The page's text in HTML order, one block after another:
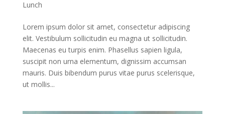
Lunch
Lorem ipsum dolor sit amet, consectetur adipiscing
elit. Vestibulum sollicitudin eu magna ut sollicitudin.
Maecenas eu turpis enim. Phasellus sapien ligula,
suscipit non urna elementum, dignissim accumsan
mauris. Duis bibendum purus vitae purus scelerisque,
ut mollis...